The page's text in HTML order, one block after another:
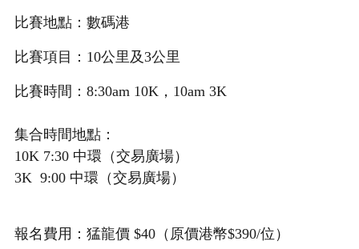
比賽地點：數碼港
比賽項目：10公里及3公里
比賽時間：8:30am 10K，10am 3K
集合時間地點：
10K 7:30 中環（交易廣場）
3K 9:00 中環（交易廣場）
報名費用：猛龍價 $40（原價港幣$390/位）